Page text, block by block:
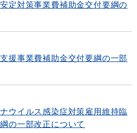
定対策事業費補助金交付要綱の
援事業費補助金交付要綱の一部
ウイルス感染症対策雇用維持臨
の一部改正について